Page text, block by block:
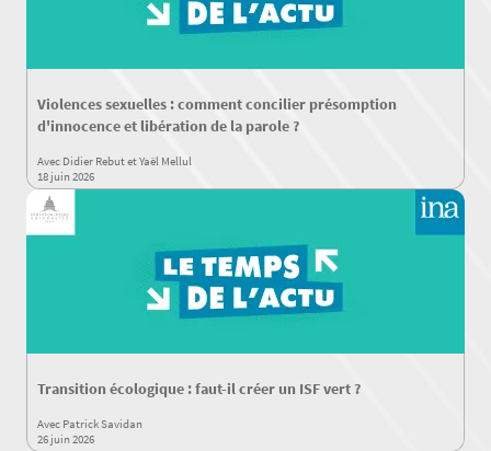
Violences sexuelles : comment concilier présomption
d'innocence et libération de la parole ?
Avec Didier Rebut et Yaël Mellul
18 juin 2026
Transition écologique : faut-il créer un ISF vert ?
Avec Patrick Savidan
26 juin 2026